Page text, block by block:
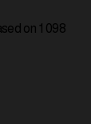
on 1098